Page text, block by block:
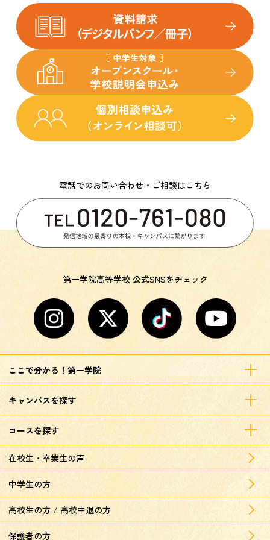
電話でのお問い合わせ・ご相談はこちら
第一学院高等学校 公式SNSをチェック
ここで分かる！第一学院
キャンパスを探す
コースを探す
在校生・卒業生の声
中学生の方
高校生の方 / 高校中退の方
保護者の方